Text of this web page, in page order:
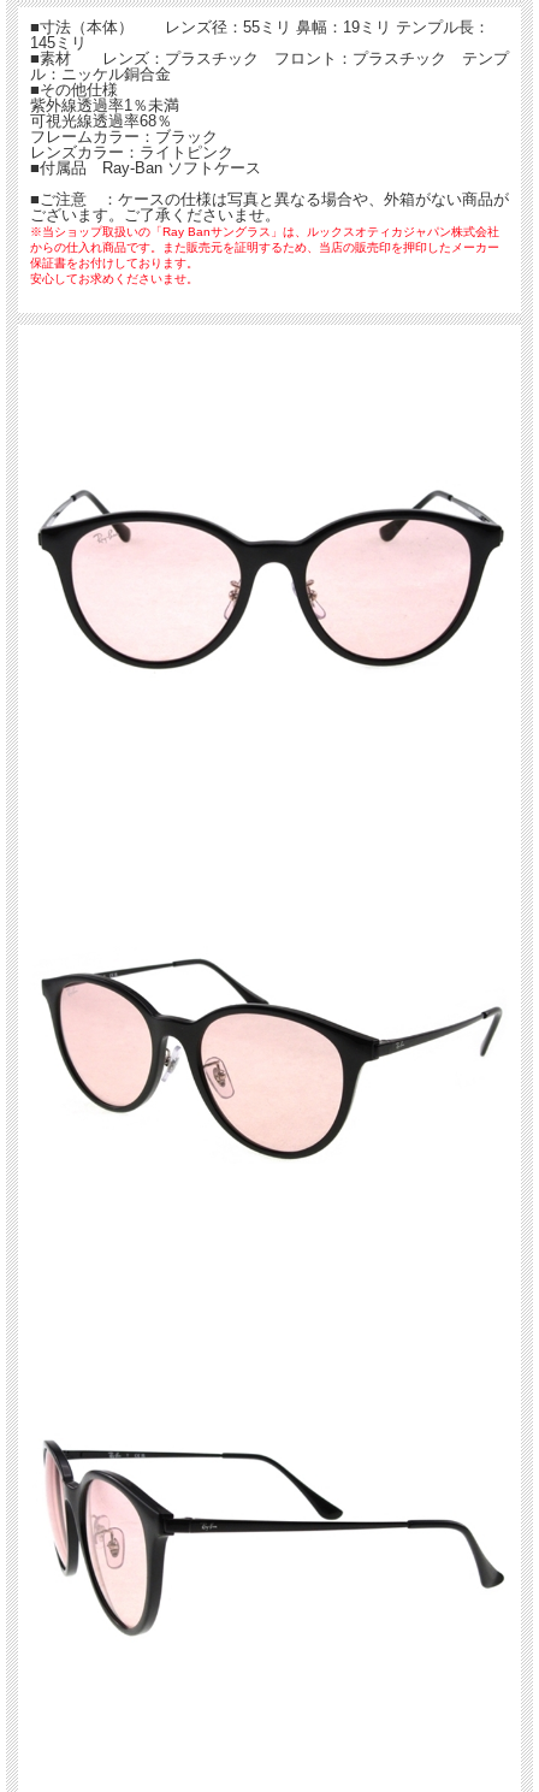
■寸法（本体） レンズ径：55ミリ 鼻幅：19ミリ テンプル長：
145ミリ
■素材 レンズ：プラスチック フロント：プラスチック テンプ
ル：ニッケル銅合金
■その他仕様
紫外線透過率1％未満
可視光線透過率68％
フレームカラー：ブラック
レンズカラー：ライトピンク
■付属品 Ray-Ban ソフトケース
■ご注意 ：ケースの仕様は写真と異なる場合や、外箱がない商品が
ございます。ご了承くださいませ。
※当ショップ取扱いの「Ray Banサングラス」は、ルックスオティカジャパン株式会社
からの仕入れ商品です。また販売元を証明するため、当店の販売印を押印したメーカー
保証書をお付けしております。
安心してお求めくださいませ。